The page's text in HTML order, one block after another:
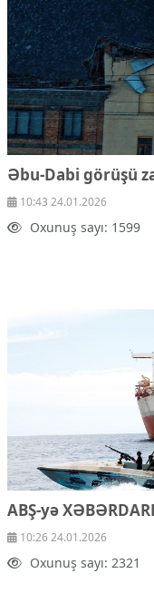
Əbu-Dabi görüşü
10:43 24.01.2026
Oxunuş sayı: 1599
ABŞ-yə
10:26 24.01.2026
Oxunuş sayı: 2321